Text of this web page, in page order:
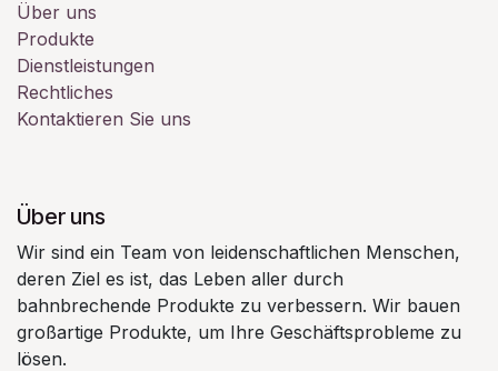
Über uns
Produkte
Dienstleistungen
Rechtliches
Kontaktieren Sie uns
Über uns
Wir sind ein Team von leidenschaftlichen Menschen,
deren Ziel es ist, das Leben aller durch
bahnbrechende Produkte zu verbessern. Wir bauen
großartige Produkte, um Ihre Geschäftsprobleme zu
lösen.